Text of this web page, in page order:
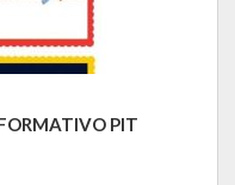
PIT